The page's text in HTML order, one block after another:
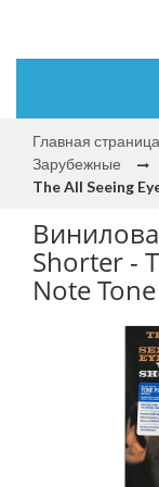
Главная страница
Зарубежные
The All Seeing
Shorter -
Note